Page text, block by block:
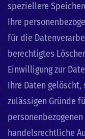
speziellere
Ihre
für die
berechtigtes
Einwilligung zur
Ihre Daten
zulässigen Gründe
handelsrechtliche